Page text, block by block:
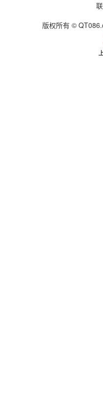
版权所有 ©